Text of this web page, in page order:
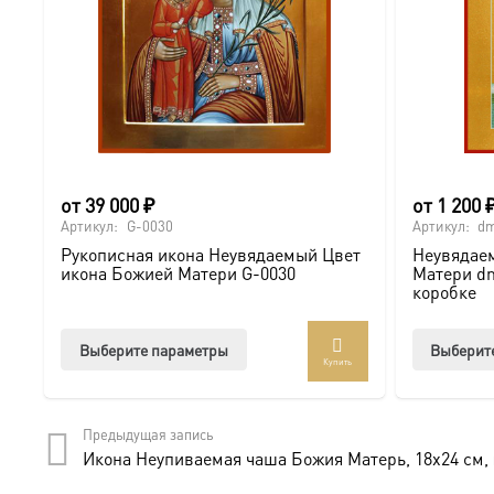
от39 000₽
Артикул: G-0030
Рукописная икона Неувядаемый Цвет
икона Божией Матери G-0030
Выберите параметры
Купить
от 1 200
Артикул:
Матери
коробке
Предыдущая запись
Икона Неупиваемая чаша Божия Матерь, 18х24 см,